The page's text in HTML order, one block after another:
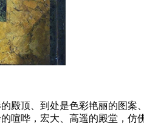
殿顶、到处是色彩艳丽的图
哗，宏大、高遥的殿堂，仿